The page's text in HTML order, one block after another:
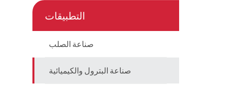
التطبيقات
صناعة الصلب
صناعة البترول والكيميائية